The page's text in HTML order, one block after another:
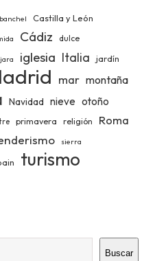
Castilla y León
Cádiz dulce
iglesia Italia jardín
mar montaña
Navidad nieve otoño
primavera religión Roma
sierra
turismo
Buscar